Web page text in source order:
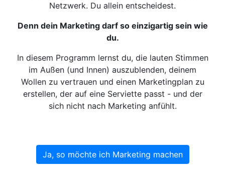
Netzwerk. Du allein entscheidest.
Denn dein Marketing darf so einzigartig sein wie
du.
In diesem Programm lernst du, die lauten Stimmen
im Außen (und Innen) auszublenden, deinem
Wollen zu vertrauen und einen Marketingplan zu
erstellen, der auf eine Serviette passt - und der
sich nicht nach Marketing anfühlt.
Ja, so möchte ich Marketing machen